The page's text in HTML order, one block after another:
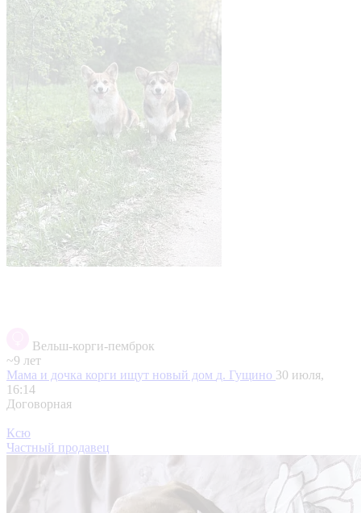
Вельш-корги-пемброк
~9 лет
Мама и дочка корги ищут новый дом д. Гущино 30 июля,
16:14
Договорная
Ксю
Частный продавец